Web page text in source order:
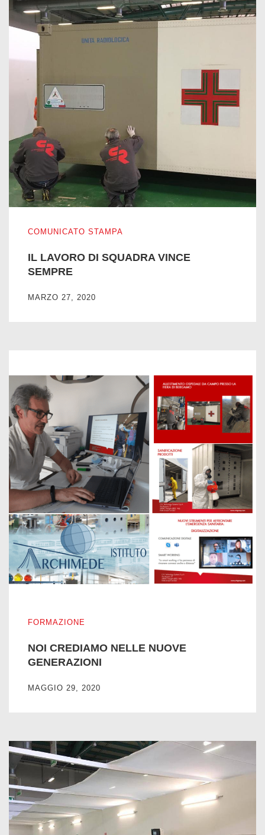
COMUNICATO STAMPA
IL LAVORO DI SQUADRA VINCE
SEMPRE
MARZO 27, 2020
FORMAZIONE
NOI CREDIAMO NELLE NUOVE
GENERAZIONI
MAGGIO 29, 2020